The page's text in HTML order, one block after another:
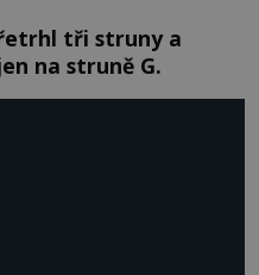
tři struny a
na struně G.